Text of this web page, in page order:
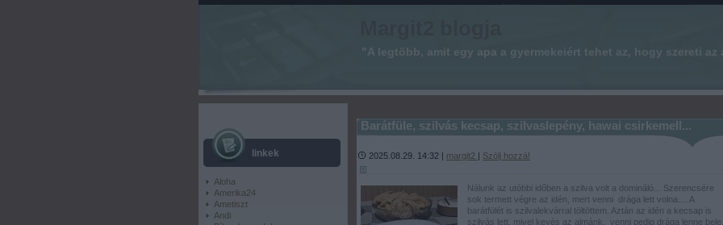
"A legtöbb, amit egy apa a gyermekeiért tehet az, hogy szereti az
linkek
Aloha
Amerika24
Ametiszt
Andi
Barátfüle, szilvás kecsap, szilvaslepény, hawai csirkemell...
2025.08.29. 14:32 | margit2 | Szólj hozzá!
Nálunk az utóbbi időben a szilva volt a domináló... Szerencsére
sok termett végre az idén, mert venni drága lett volna.... A
barátfülét is szilvalekvárral töltöttem. Aztán az idén a kecsap is
szilvás lett, mivel kevés az almánk, venni pedig drága lenne bele.